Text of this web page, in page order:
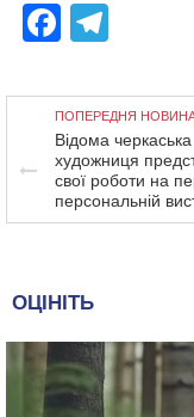
ПОПЕРЕДНЯ
Відома черкаська
художниця
свої роботи на
персональній